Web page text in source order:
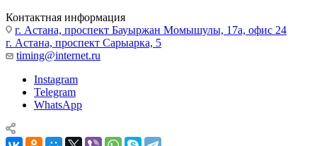
Контактная информация
г. Астана, проспект Бауыржан Момышулы, 17а, офис 24
г. Астана, проспект Сарыарка, 5
timing@internet.ru
Instagram
Telegram
WhatsApp